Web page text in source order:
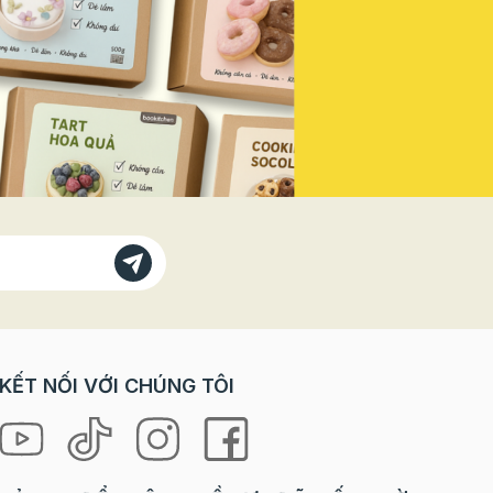
sao
với các
chơi
lại
cả
mang
cho
cần
mọi
doanh thu mùa lễ hội năm nay! Vì
Sao Bạn Không Thể Đứng Ngoài
"Sân Khấu" Này? Trong các dịp
lễ lớn, đặc biệt là ngày Quốc
khánh, tâm lý khách hàng có sự
thay đổi rõ rệt: Nhu cầu "check-
in" tăng vọt: Khách hàng, đặc
biệt là giới trẻ, luôn tìm kiếm
mang đậm tinh thần lễ hội để
chụp ảnh và chia sẻ lên mạng xã
nghiệm: Họ không chỉ mua một
mua cả không khí, cảm xúc và
phẩm phiên bản giới hạn (Limited
Edition): Yếu tố độc đáo, chỉ xuất
hiện trong mùa lễ sẽ kích thích
KẾT NỐI VỚI CHÚNG TÔI